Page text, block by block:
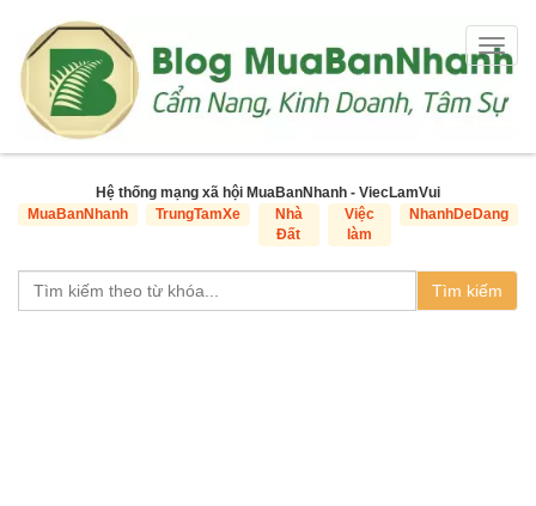
Hệ thống mạng xã hội MuaBanNhanh - ViecLamVui
MuaBanNhanh
TrungTamXe
Nhà
Đất
Việc
làm
NhanhDeDang
Tìm kiếm